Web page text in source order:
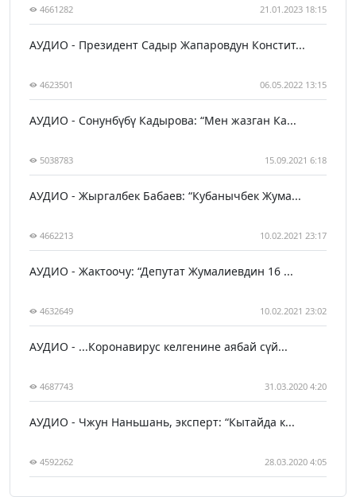
4661282 21.01.2023 18:15
АУДИО - Президент Садыр Жапаровдун Констит...
4623501 06.05.2022 13:15
АУДИО - Сонунбүбү Кадырова: “Мен жазган Ка...
5038783 15.09.2021 6:18
АУДИО - Жыргалбек Бабаев: “Кубанычбек Жума...
4662213 10.02.2021 23:17
АУДИО - Жактоочу: “Депутат Жумалиевдин 16 ...
4632649 10.02.2021 23:02
АУДИО - ...Коронавирус келгенине аябай сүй...
4687743 31.03.2020 4:20
АУДИО - Чжун Наньшань, эксперт: “Кытайда к...
4592262 28.03.2020 4:05